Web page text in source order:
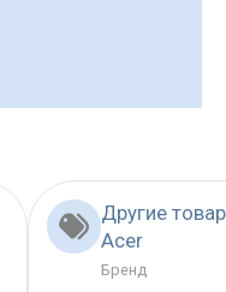
Другие
Acer
Бренд